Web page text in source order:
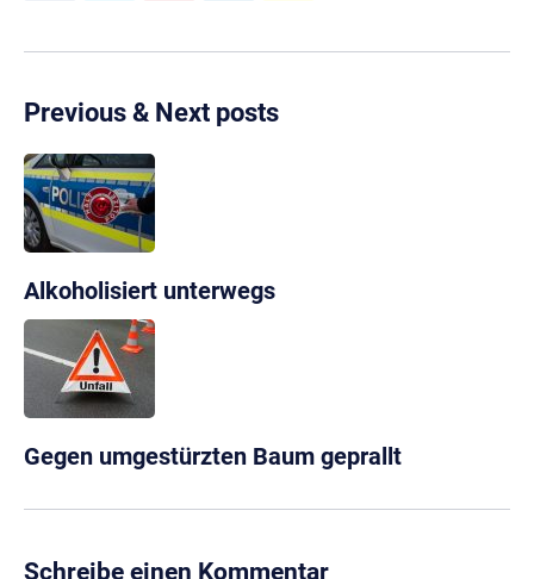
Previous & Next posts
Alkoholisiert unterwegs
Gegen umgestürzten Baum geprallt
Schreibe einen Kommentar